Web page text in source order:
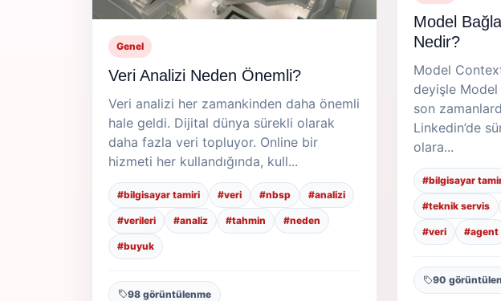
Genel
Veri Analizi Neden Önemli?
Veri analizi her zamankinden daha önemli
hale geldi. Dijital dünya sürekli olarak
daha fazla veri topluyor. Online bir
hizmeti her kullandığında, kull...
#bilgisayar tamiri #veri #nbsp #analizi
#verileri #analiz #tahmin #neden
#buyuk
98 görüntülenme
Model
Nedir?
Model
deyişle
son
Linkedin’de
olara...
#bilgisayar
#teknik servis
#veri #agent
90